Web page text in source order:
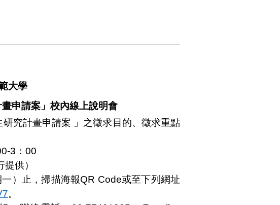
大學
申請案」校內線上說明會
究計畫申請案 」之徵求目的、徵求重點
3：00
供）
一）止，掃描海報QR Code或至下列網址
。